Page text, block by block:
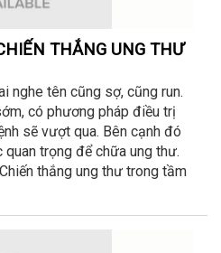
THẮNG UNG THƯ
nghe tên cũng sợ, cũng run.
có phương pháp điều trị
sẽ vượt qua. Bên cạnh đó
trọng để chữa ung thư.
thắng ung thư trong tầm